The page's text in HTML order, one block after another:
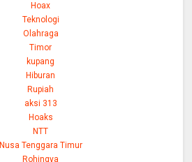
Hoax
Teknologi
Olahraga
Timor
kupang
Hiburan
Rupiah
aksi 313
Hoaks
NTT
Nusa Tenggara Timur
Rohingya